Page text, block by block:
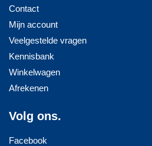
Contact
Mijn account
Veelgestelde vragen
Kennisbank
Winkelwagen
Afrekenen
Volg ons.
Facebook